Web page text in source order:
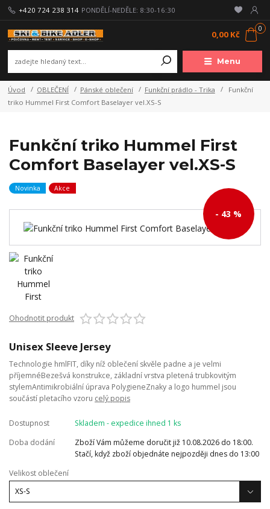
Menu
+420 724 238 314 PONDĚLÍ-NEDĚLE: 8:30-16:30
0
0,00 Kč
Úvod OBLEČENÍ Pánské oblečení Funkční prádlo - Trika
Funkční
triko Hummel First Comfort Baselayer vel.XS-S
Funkční triko Hummel First
Comfort Baselayer vel.XS-S
Novinka Akce
- 43 %
Ohodnotit produkt
Unisex Sleeve Jersey
Technologie hmlFIT, díky níž oblečení skvěle padne a je velmi
příjemnéBezešvá konstrukce, základní vrstva pletená trubkovitým
stylemAntimikrobiální úprava PolygieneZnaky a logo hummel jsou
součástí pletacího vzoru celý popis
Dostupnost
Skladem - expedice ihned 1 ks
Doba dodání
Zboží Vám můžeme doručit již 10.08.2026 do 18:00.
Stačí, když zboží objednáte nejpozději dnes do 13:00
Velikost oblečení